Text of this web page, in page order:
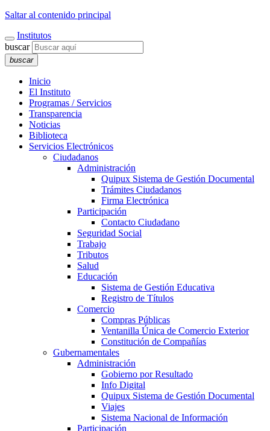
Saltar al contenido principal
Institutos
buscar
buscar
Inicio
El Instituto
Programas / Servicios
Transparencia
Noticias
Biblioteca
Servicios Electrónicos
Ciudadanos
Administración
Quipux Sistema de Gestión Documental
Trámites Ciudadanos
Firma Electrónica
Participación
Contacto Ciudadano
Seguridad Social
Trabajo
Tributos
Salud
Educación
Sistema de Gestión Educativa
Registro de Títulos
Comercio
Compras Públicas
Ventanilla Única de Comercio Exterior
Constitución de Compañías
Gubernamentales
Administración
Gobierno por Resultado
Info Digital
Quipux Sistema de Gestión Documental
Viajes
Sistema Nacional de Información
Participación